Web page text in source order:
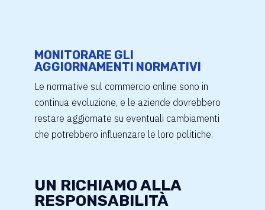
MONITORARE GLI
AGGIORNAMENTI NORMATIVI
Le normative sul commercio online sono in
continua evoluzione, e le aziende dovrebbero
restare aggiornate su eventuali cambiamenti
che potrebbero influenzare le loro politiche.
UN RICHIAMO ALLA
RESPONSABILITÀ